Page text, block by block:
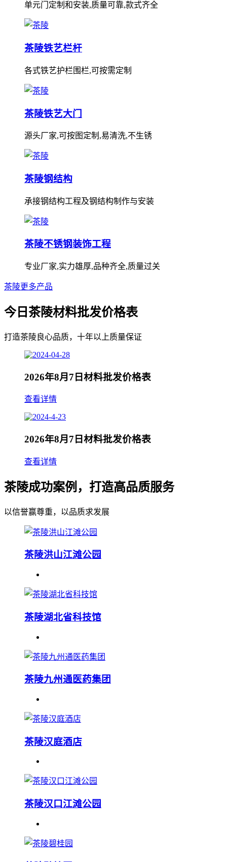
单元门定制和安装,质量可靠,款式齐全
茶陵铁艺栏杆
各式铁艺护栏围栏,可按需定制
茶陵铁艺大门
源头厂家,可按图定制,易清洗,不生锈
茶陵钢结构
承接钢结构工程及钢结构制作与安装
茶陵不锈钢装饰工程
专业厂家,实力雄厚,品种齐全,质量过关
茶陵更多产品
今日茶陵材料批发价格表
打造茶陵良心品质，十年以上质量保证
2026年8月7日材料批发价格表
查看详情
2026年8月7日材料批发价格表
查看详情
茶陵成功案例，打造高品质服务
以信誉赢尊重，以品质求发展
茶陵洪山江滩公园
茶陵湖北省科技馆
茶陵九州通医药集团
茶陵汉庭酒店
茶陵汉口江滩公园